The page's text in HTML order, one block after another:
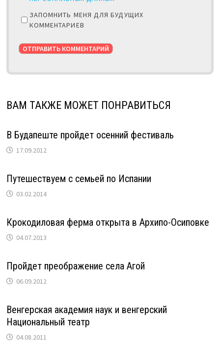
ЗАПОМНИТЬ МЕНЯ ДЛЯ БУДУЩИХ
КОММЕНТАРИЕВ
ВАМ ТАКЖЕ МОЖЕТ ПОНРАВИТЬСЯ
В Будапеште пройдет осенний фестиваль
17.09.2012
Путешествуем с семьей по Испании
03.02.2014
Крокодиловая ферма открыта в Архипо-Осиповке
04.07.2013
Пройдет преображение села Агой
06.09.2012
Венгерская академия наук и венгерский
Национальный театр
04.08.2011